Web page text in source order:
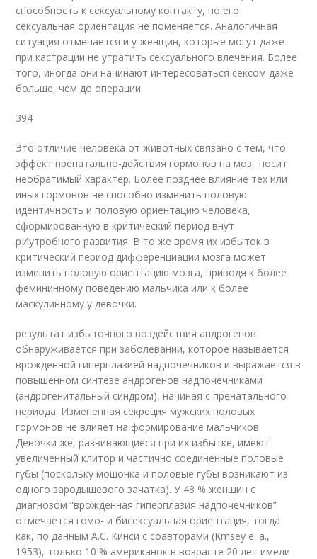
способность к сексуальному контакту, но его
сексуальная ориентация не поменяется. Аналогичная
ситуация отмечается и у женщин, которые могут даже
при кастрации не утратить сексуального влечения. Более
того, иногда они начинают интересоваться сексом даже
больше, чем до операции.
394
Это отличие человека от животных связано с тем, что
эффект пренатально-действия гормонов на мозг носит
необратимый характер. Более позднее вли­яние тех или
иных гормонов не способно изменить половую
идентичность и половую ориентацию человека,
сформированную в критический период внут-
рИутробного развития. В то же время их избыток в
критический период диф­ференциации мозга может
изменить половую ориентацию мозга, приводя к бо­лее
фемининному поведению мальчика или к более
маскулинному у девочки.
результат избыточного воздействия андрогенов
обнаруживается при забо­левании, которое называется
врожденной гиперплазией надпочечников и выража­ется в
повышенном синтезе андрогенов надпочечниками
(андрогенитальный синдром), начиная с пренатального
периода. Измененная секреция мужских половых
гормонов не влияет на формирование мальчиков.
Девочки же, разви­вающиеся при их избытке, имеют
увеличенный клитор и частично соединен­ные половые
губы (поскольку мошонка и половые губы возникают из
одного зародышевого зачатка). У 48 % женщин с
диагнозом “врожденная гиперпла­зия надпочечников”
отмечается гомо- и бисексуальная ориентация, тогда
как, по данным А.С. Кинси с соавторами (Kmsey e. а.,
1953), только 10 % америка­нок в возрасте 20 лет имели